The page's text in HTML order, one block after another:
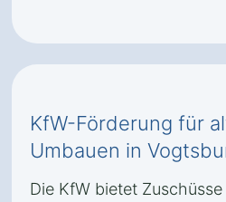
KfW-Förderung für
Umbauen in
Die KfW bietet